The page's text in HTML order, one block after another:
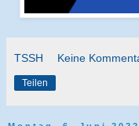
TSSH Keine
Teilen